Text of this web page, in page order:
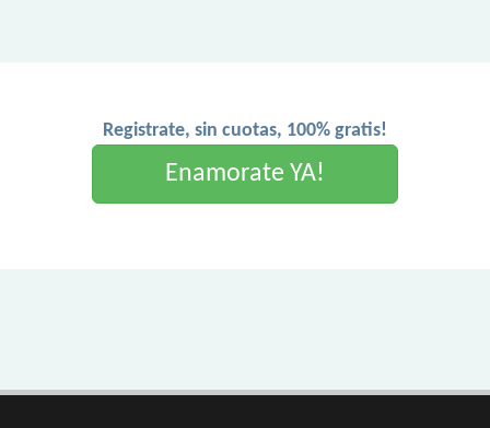
Registrate, sin cuotas, 100% gratis!
Enamorate YA!